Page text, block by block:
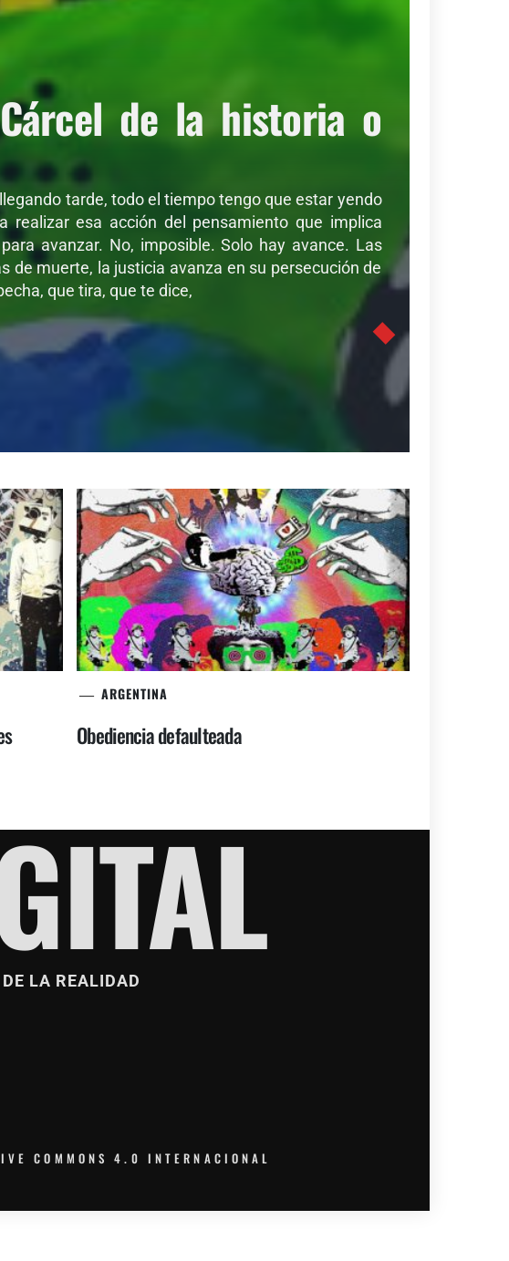
de la historia o
tarde, todo el tiempo tengo que estar yendo
realizar esa acción del pensamiento que implica
avanzar. No, imposible. Solo hay avance. Las
de muerte, la justicia avanza en su persecución de
que tira, que te dice,
ARGENTINA
Obediencia defaulteada
LA REALIDAD
COMMONS 4.0 INTERNACIONAL